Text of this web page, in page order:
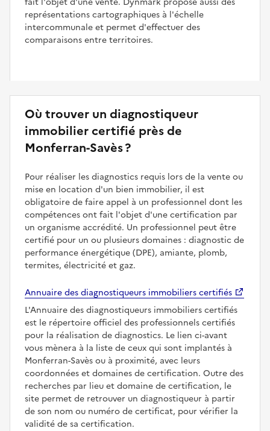
représentations cartographiques à l'échelle
intercommunale et permet d'effectuer des
comparaisons entre territoires.
Où trouver un diagnostiqueur
immobilier certifié près de
Monferran-Savès ?
Pour réaliser les diagnostics requis lors de la vente ou
mise en location d'un bien immobilier, il est
obligatoire de faire appel à un professionnel dont les
compétences ont fait l'objet d'une certification par
un organisme accrédité. Un professionnel peut être
certifié pour un ou plusieurs domaines : diagnostic de
performance énergétique (DPE), amiante, plomb,
termites, électricité et gaz.
Annuaire des diagnostiqueurs immobiliers certifiés
L'Annuaire des diagnostiqueurs immobiliers certifiés
est le répertoire officiel des professionnels certifiés
pour la réalisation de diagnostics. Le lien ci-avant
vous mènera à la liste de ceux qui sont implantés à
Monferran-Savès ou à proximité, avec leurs
coordonnées et domaines de certification. Outre des
recherches par lieu et domaine de certification, le
site permet de retrouver un diagnostiqueur à partir
de son nom ou numéro de certificat, pour vérifier la
validité de sa certification.